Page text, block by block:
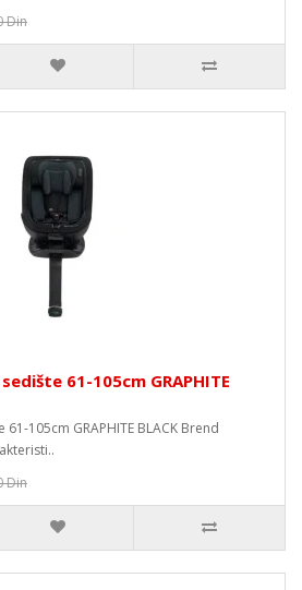
Din
61-105cm GRAPHITE
61-105cm GRAPHITE BLACK Brend
Din